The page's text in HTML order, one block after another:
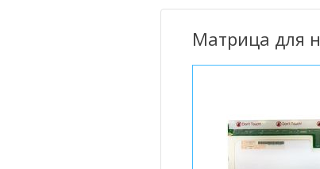
Матрица для